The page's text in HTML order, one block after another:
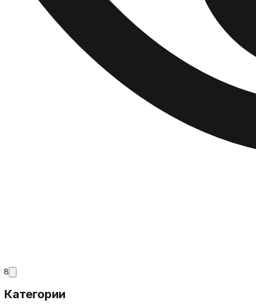
8
Категории